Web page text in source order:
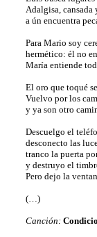
Adalgisa, cansada
a ún encuentra
Para Mario soy
hermético: él no
María entiende
El oro que toqué
Vuelvo por los
y ya son otro
Descuelgo el
desconecto las
tranco la puerta
y destruyo el
Pero dejo la
(…)
Canción: